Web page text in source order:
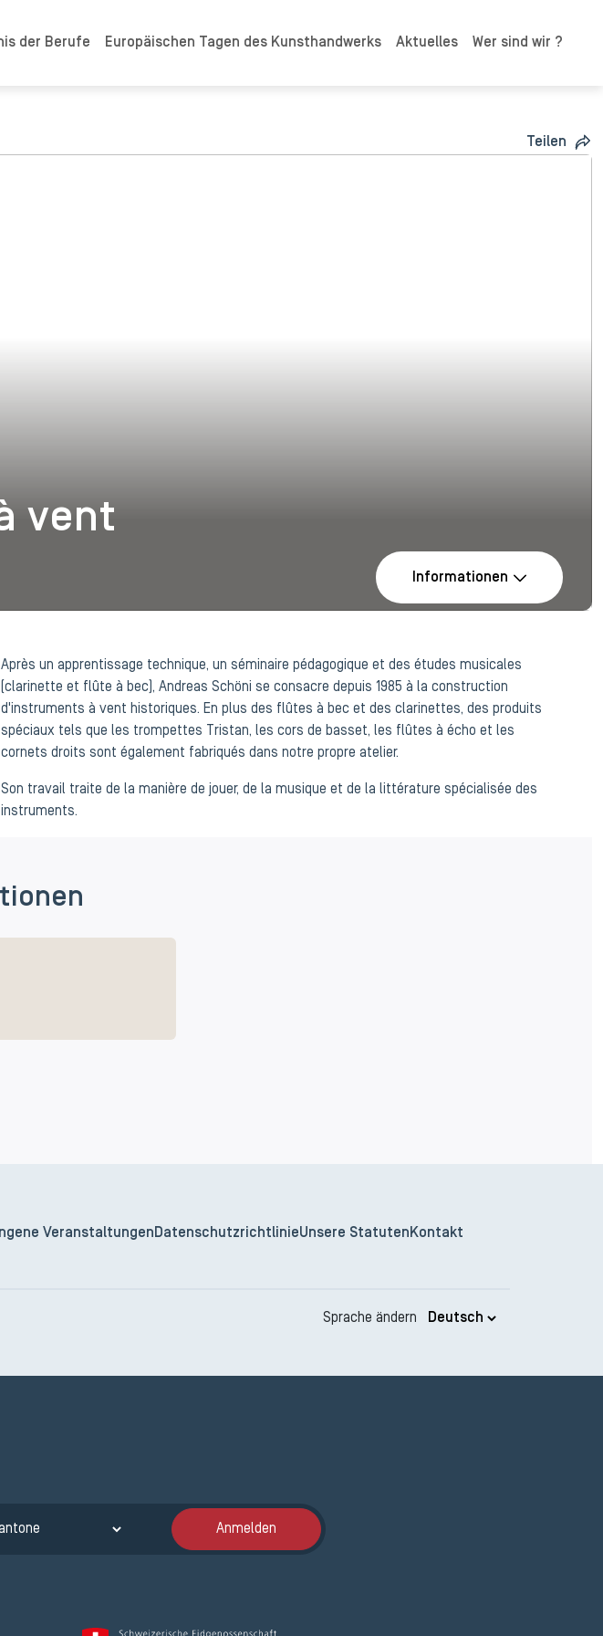
der Berufe Europäischen Tagen des Kunsthandwerks Aktuelles Wer sind wir ?
Teilen
vent
Informationen
Après un apprentissage technique, un séminaire pédagogique et des études musicales
(clarinette et flûte à bec), Andreas Schöni se consacre depuis 1985 à la construction
d'instruments à vent historiques. En plus des flûtes à bec et des clarinettes, des produits
spéciaux tels que les trompettes Tristan, les cors de basset, les flûtes à écho et les
cornets droits sont également fabriqués dans notre propre atelier.
Son travail traite de la manière de jouer, de la musique et de la littérature spécialisée des
instruments.
Veranstaltungen DatenschutzrichtlinieUnsere Statuten Kontakt
Sprache ändern
Anmelden